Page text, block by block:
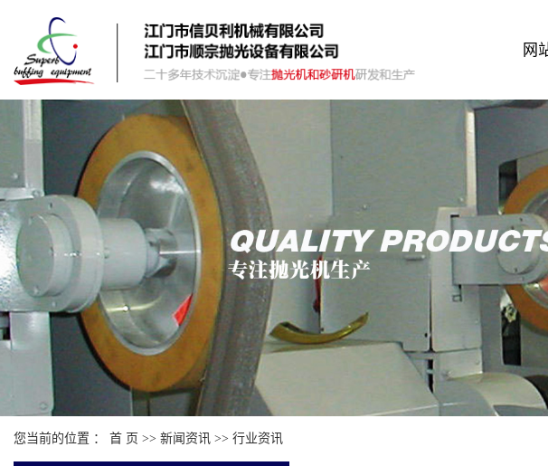
网
您当前的位置 ： 首 页 >> 新闻资讯 >> 行业资讯